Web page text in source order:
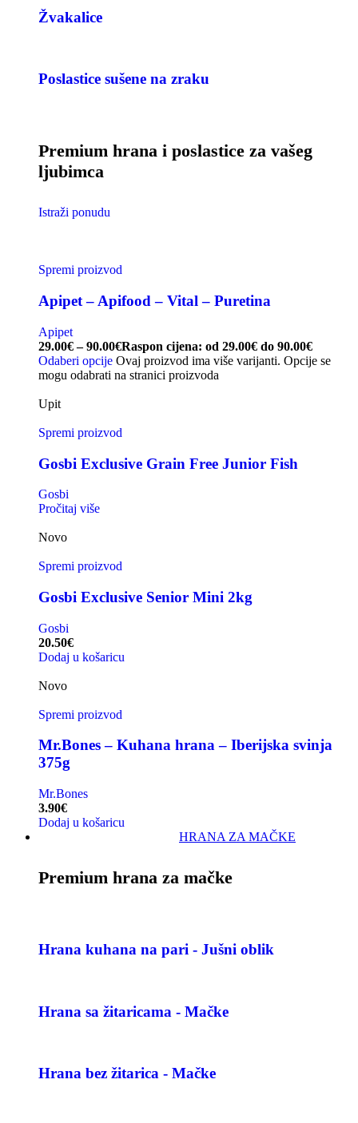
Žvakalice
Poslastice sušene na zraku
Premium hrana i poslastice za vašeg
ljubimca
Istraži ponudu
Spremi proizvod
Apipet – Apifood – Vital – Puretina
Apipet
29.00€ – 90.00€Raspon cijena: od 29.00€ do 90.00€
Odaberi opcije Ovaj proizvod ima više varijanti. Opcije se
mogu odabrati na stranici proizvoda
Upit
Spremi proizvod
Gosbi Exclusive Grain Free Junior Fish
Gosbi
Pročitaj više
Novo
Spremi proizvod
Gosbi Exclusive Senior Mini 2kg
Gosbi
20.50€
Dodaj u košaricu
Novo
Spremi proizvod
Mr.Bones – Kuhana hrana – Iberijska svinja
375g
Mr.Bones
3.90€
Dodaj u košaricu
HRANA ZA MAČKE
Premium hrana za mačke
Hrana kuhana na pari - Jušni oblik
Hrana sa žitaricama - Mačke
Hrana bez žitarica - Mačke